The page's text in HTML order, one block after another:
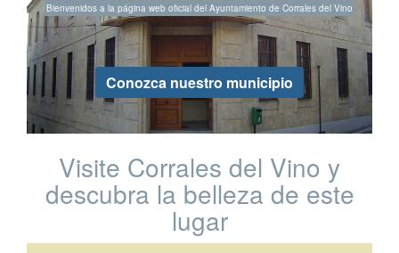
Bienvenidos a la página web oficial del Ayuntamiento de Corrales del Vino
Conozca nuestro municipio
Visite Corrales del Vino y
descubra la belleza de este
lugar